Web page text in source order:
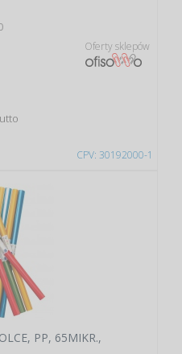
CPV: 30192000-1
Oferty sklepów
PP, 65MIKR.,